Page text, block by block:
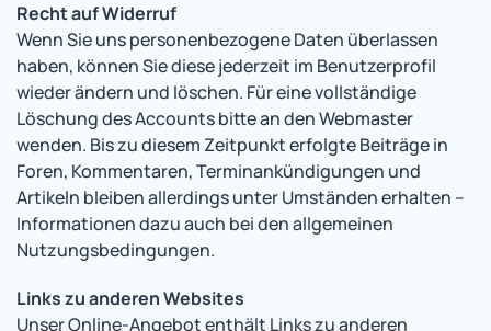
Recht auf Widerruf
Wenn Sie uns personenbezogene Daten überlassen
haben, können Sie diese jederzeit im Benutzerprofil
wieder ändern und löschen. Für eine vollständige
Löschung des Accounts bitte an den Webmaster
wenden. Bis zu diesem Zeitpunkt erfolgte Beiträge in
Foren, Kommentaren, Terminankündigungen und
Artikeln bleiben allerdings unter Umständen erhalten –
Informationen dazu auch bei den allgemeinen
Nutzungsbedingungen.
Links zu anderen Websites
Unser Online-Angebot enthält Links zu anderen